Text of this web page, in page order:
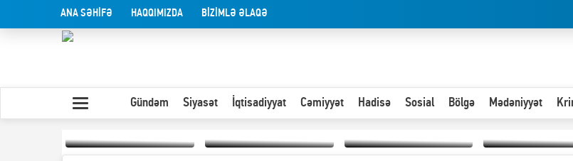
ANA SƏHİFƏ HAQQIMIZDA BİZİMLƏ ƏLAQƏ
Gündəm Siyasət İqtisadiyyat Cəmiyyət Hadisə Sosial Bölgə Mədəniyyət